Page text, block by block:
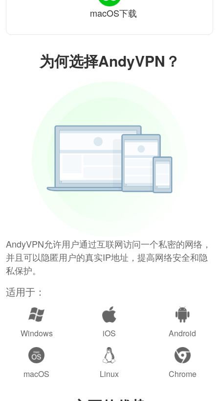
为何选择AndyVPN？
AndyVPN允许用户通过互联网访问一个私密的网络，
并且可以隐匿用户的真实IP地址，提高网络安全和隐
私保护。
适用于：
Windows iOS Android
macOS Linux Chrome
macOS下载